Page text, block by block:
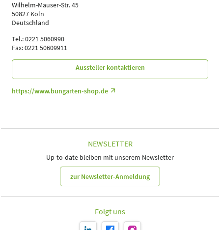
Wilhelm-Mauser-Str. 45
50827 Köln
Deutschland
Tel.: 0221 5060990
Fax: 0221 50609911
Aussteller kontaktieren
https://www.bungarten-shop.de
NEWSLETTER
Up-to-date bleiben mit unserem Newsletter
zur Newsletter-Anmeldung
Folgt uns